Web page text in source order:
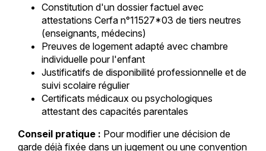
Constitution d'un dossier factuel avec
attestations Cerfa n°11527*03 de tiers neutres
(enseignants, médecins)
Preuves de logement adapté avec chambre
individuelle pour l'enfant
Justificatifs de disponibilité professionnelle et de
suivi scolaire régulier
Certificats médicaux ou psychologiques
attestant des capacités parentales
Conseil pratique : Pour modifier une décision de
garde déjà fixée dans un jugement ou une convention